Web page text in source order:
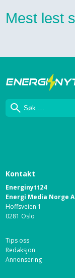
Mest lest
Søk
Kontakt
Energinytt24
Energi Media Norge
Hoffsveien 1
0281 Oslo
Tips oss
Redaksjon
Annonsering